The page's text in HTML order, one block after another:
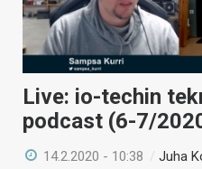
Live: io-techin
podcast (6-7/
14.2.2020 - 10:38 /Juha